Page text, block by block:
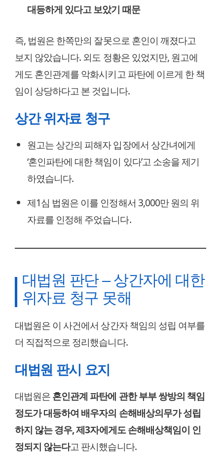
대등하게 있다고 보았기 때문
즉, 법원은 한쪽만의 잘못으로 혼인이 깨졌다고
보지 않았습니다. 외도 정황은 있었지만, 원고에
게도 혼인관계를 악화시키고 파탄에 이르게 한 책
임이 상당하다고 본 것입니다.
상간 위자료 청구
원고는 상간의 피해자 입장에서 상간녀에게
‘혼인파탄에 대한 책임이 있다’고 소송을 제기
하였습니다.
제1심 법원은 이를 인정해서 3,000만 원의 위
자료를 인정해 주었습니다.
대법원 판단 – 상간자에 대한
위자료 청구 못해
대법원은 이 사건에서 상간자 책임의 성립 여부를
더 직접적으로 정리했습니다.
대법원 판시 요지
대법원은혼인관계 파탄에 관한 부부 쌍방의 책임
정도가 대등하여 배우자의 손해배상의무가 성립
하지 않는 경우, 제3자에게도 손해배상책임이 인
정되지 않는다고 판시했습니다.